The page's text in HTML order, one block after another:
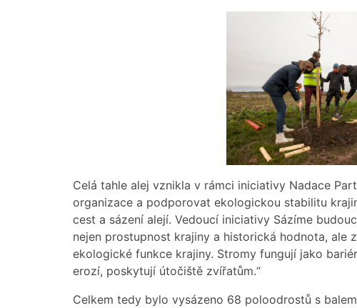
Celá tahle alej vznikla v rámci iniciativy Nadace
organizace a podporovat ekologickou stabilitu
cest a sázení alejí. Vedoucí iniciativy Sázíme
nejen prostupnost krajiny a historická hodnota, ale
ekologické funkce krajiny. Stromy fungují jako
erozí, poskytují útočiště zvířatům.“
Celkem tedy bylo vysázeno 68 poloodrostů s